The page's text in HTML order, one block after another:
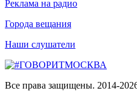
Реклама на радио
Города вещания
Наши слушатели
Все права защищены. 2014-